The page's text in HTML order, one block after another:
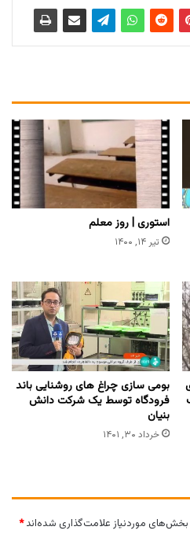
استوری | روز معلم
تیر ۱۴, ۱۴۰۰
بومی‌ سازی چراغ‌ های روشنایی باند
فرودگاه توسط یک شرکت دانش‌
بنیان
خرداد ۳۰, ۱۴۰۱
بخش‌های موردنیاز علامت‌گذاری شده‌اند*